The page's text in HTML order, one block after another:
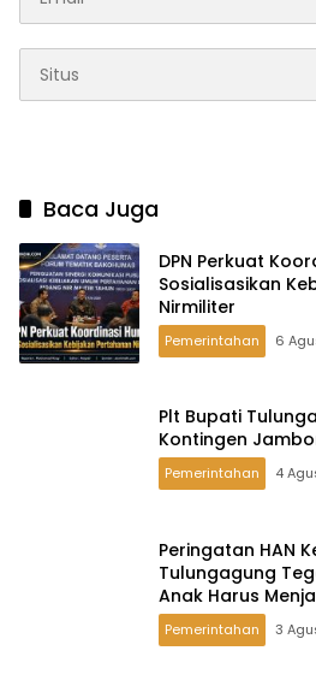
Baca Juga
DPN Perkuat
Sosialisasikan
Nirmiliter
Pemerintahan 6
Plt Bupati
Kontingen
Pemerintahan 4
Peringatan HAN
Tulungagung
Anak Harus
Pemerintahan 3